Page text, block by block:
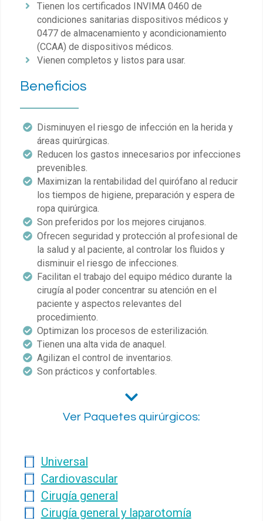
Tienen los certificados INVIMA 0460 de
condiciones sanitarias dispositivos médicos y
0477 de almacenamiento y acondicionamiento
(CCAA) de dispositivos médicos.
Vienen completos y listos para usar.
Beneficios
Disminuyen el riesgo de infección en la herida y
áreas quirúrgicas.
Reducen los gastos innecesarios por infecciones
prevenibles.
Maximizan la rentabilidad del quirófano al reducir
los tiempos de higiene, preparación y espera de
ropa quirúrgica.
Son preferidos por los mejores cirujanos.
Ofrecen seguridad y protección al profesional de
la salud y al paciente, al controlar los fluidos y
disminuir el riesgo de infecciones.
Facilitan el trabajo del equipo médico durante la
cirugía al poder concentrar su atención en el
paciente y aspectos relevantes del
procedimiento.
Optimizan los procesos de esterilización.
Tienen una alta vida de anaquel.
Agilizan el control de inventarios.
Son prácticos y confortables.
Ver Paquetes quirúrgicos:
Universal
Cardiovascular
Cirugía general
Cirugía general y laparotomía